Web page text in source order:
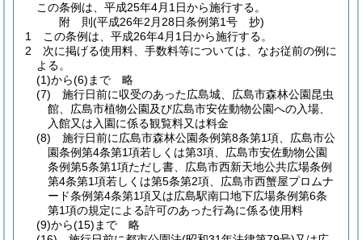
この条例は、平成25年4月1日から施行する。
附 則(平成26年2月28日条例第1号 抄)
1
この条例は、平成26年4月1日から施行する。
2
次に掲げる使用料、手数料等については、なお従前の例に
よる。
(1)から(6)まで
略
(7)
施行日前に収受のあった広島城、広島市森林公園昆虫
館、広島市植物公園及び広島市安佐動物公園への入場、
入館又は入園に係る観覧料又は料金
(8)
施行日前に広島市森林公園条例第8条第1項、広島市公
園条例第4条第1項若しくは第3項、広島市安佐動物公園
条例第5条第1項ただし書、広島市西新天地公共広場条例
第4条第1項若しくは第5条第2項、広島市西蟹屋プロムナ
ード条例第4条第1項又は広島駅南口地下広場条例第6条
第1項の規定による許可のあった行為に係る使用料
(9)から(15)まで
略